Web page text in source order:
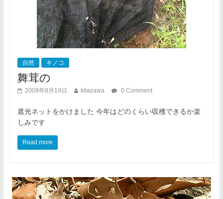
自然 キノコ
舞茸の
2009年8月19日 kitazawa 0 Comment
遮光ネットをかけました 今年はどのくらい収穫できるか楽
しみです
Read more